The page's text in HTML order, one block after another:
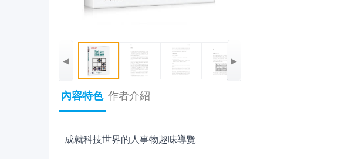
◀ ▶
內容特色 作者介紹
成就科技世界的人事物趣味導覽